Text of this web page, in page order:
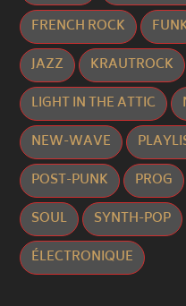
FRENCH ROCK
JAZZ
KRAUTROCK
LIGHT IN THE ATTIC
NEW-WAVE
POST-PUNK
PROG
SOUL
SYNTH-POP
ÉLECTRONIQUE